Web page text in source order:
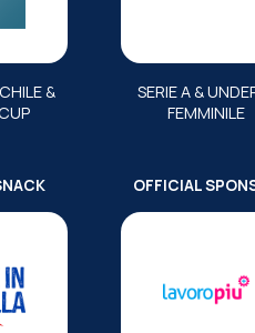
&
SERIE A &
FEMMINILE
OFFICIAL